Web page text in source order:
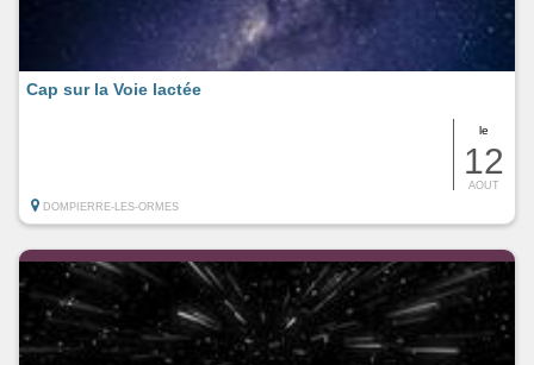
le
12
AOUT
Cap sur la Voie lactée
DOMPIERRE-LES-ORMES